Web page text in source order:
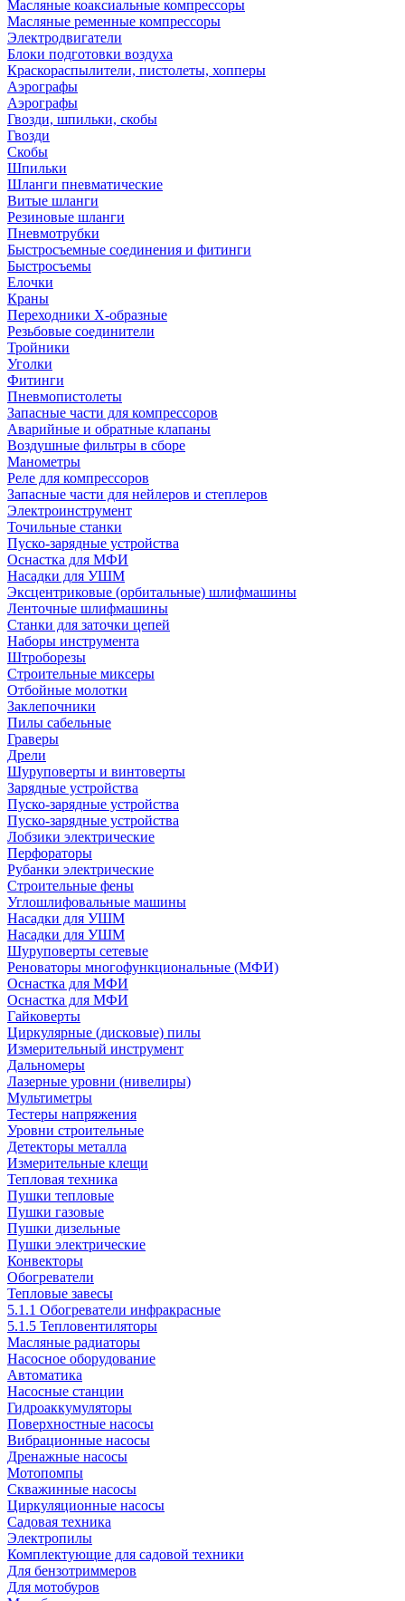
Масляные коаксиальные компрессоры
Масляные ременные компрессоры
Электродвигатели
Блоки подготовки воздуха
Краскораспылители, пистолеты, хопперы
Аэрографы
Аэрографы
Гвозди, шпильки, скобы
Гвозди
Скобы
Шпильки
Шланги пневматические
Витые шланги
Резиновые шланги
Пневмотрубки
Быстросъемные соединения и фитинги
Быстросъемы
Елочки
Краны
Переходники Х-образные
Резьбовые соединители
Тройники
Уголки
Фитинги
Пневмопистолеты
Запасные части для компрессоров
Аварийные и обратные клапаны
Воздушные фильтры в сборе
Манометры
Реле для компрессоров
Запасные части для нейлеров и степлеров
Электроинструмент
Точильные станки
Пуско-зарядные устройства
Оснастка для МФИ
Насадки для УШМ
Эксцентриковые (орбитальные) шлифмашины
Ленточные шлифмашины
Станки для заточки цепей
Наборы инструмента
Штроборезы
Строительные миксеры
Отбойные молотки
Заклепочники
Пилы сабельные
Граверы
Дрели
Шуруповерты и винтоверты
Зарядные устройства
Пуско-зарядные устройства
Пуско-зарядные устройства
Лобзики электрические
Перфораторы
Рубанки электрические
Строительные фены
Углошлифовальные машины
Насадки для УШМ
Насадки для УШМ
Шуруповерты сетевые
Реноваторы многофункциональные (МФИ)
Оснастка для МФИ
Оснастка для МФИ
Гайковерты
Циркулярные (дисковые) пилы
Измерительный инструмент
Дальномеры
Лазерные уровни (нивелиры)
Мультиметры
Тестеры напряжения
Уровни строительные
Детекторы металла
Измерительные клещи
Тепловая техника
Пушки тепловые
Пушки газовые
Пушки дизельные
Пушки электрические
Конвекторы
Обогреватели
Тепловые завесы
5.1.1 Обогреватели инфракрасные
5.1.5 Тепловентиляторы
Масляные радиаторы
Насосное оборудование
Автоматика
Насосные станции
Гидроаккумуляторы
Поверхностные насосы
Вибрационные насосы
Дренажные насосы
Мотопомпы
Скважинные насосы
Циркуляционные насосы
Садовая техника
Электропилы
Комплектующие для садовой техники
Для бензотриммеров
Для мотобуров